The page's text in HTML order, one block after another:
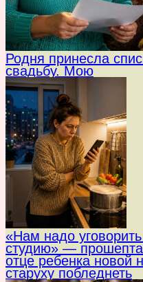
Родня принесла
свадьбу. Мою
«Нам надо
студию» —
отце ребенка новой
старуху побледнеть